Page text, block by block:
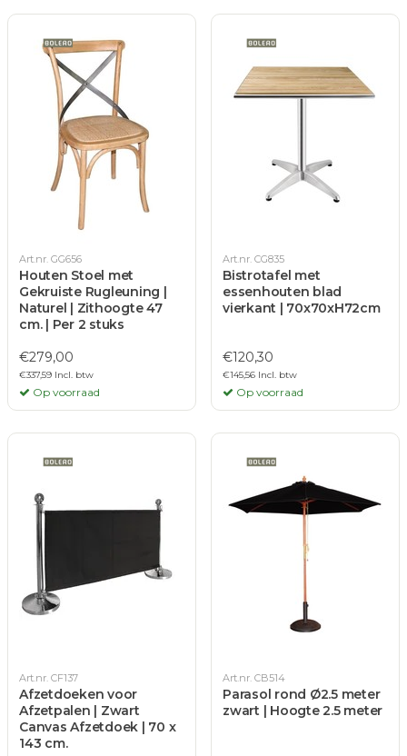
Art.nr. GG656
Houten Stoel met
Gekruiste Rugleuning |
Naturel | Zithoogte 47
cm. | Per 2 stuks
€279,00
€337,59 Incl. btw
Op voorraad
Art.nr. CG835
Bistrotafel met
essenhouten blad
vierkant | 70x70xH72cm
€120,30
€145,56 Incl. btw
Op voorraad
Art.nr. CF137
Afzetdoeken voor
Afzetpalen | Zwart
Canvas Afzetdoek | 70 x
143 cm.
Art.nr. CB514
Parasol rond Ø2.5 meter
zwart | Hoogte 2.5 meter